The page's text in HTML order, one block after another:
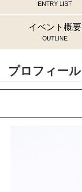
ENTRY LIST
イベント概要
OUTLINE
プロフィール